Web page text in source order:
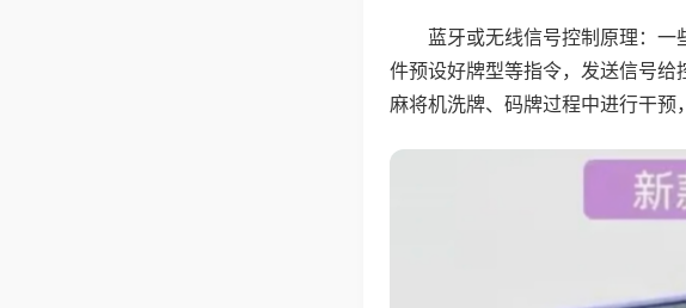
蓝牙或无线信号控制原理：
件预设好牌型等指令，发送信号
麻将机洗牌、码牌过程中进行干预